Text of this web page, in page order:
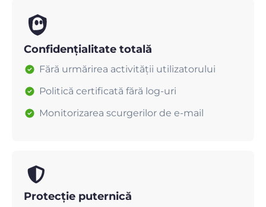
Confidențialitate totală
Fără urmărirea activității utilizatorului
Politică certificată fără log-uri
Monitorizarea scurgerilor de e-mail
Protecție puternică